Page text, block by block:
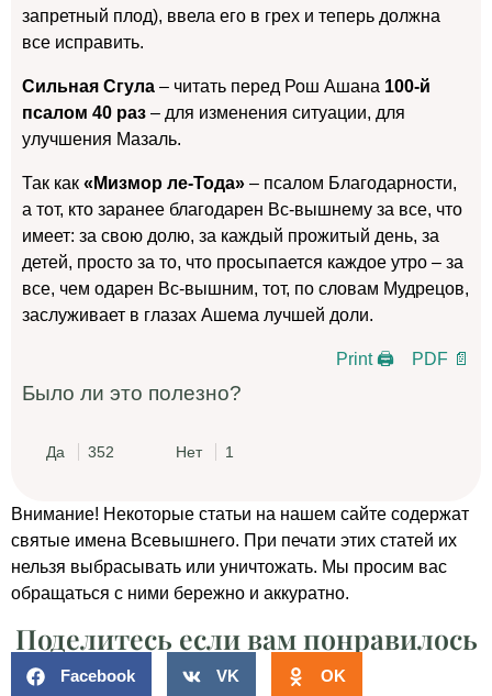
запретный плод), ввела его в грех и теперь должна
все исправить.
Сильная Сгула – читать перед Рош Ашана 100-й
псалом 40 раз – для изменения ситуации, для
улучшения Мазаль.
Так как «Мизмор ле-Тода» – псалом Благодарности,
а тот, кто заранее благодарен Вс-вышнему за все, что
имеет: за свою долю, за каждый прожитый день, за
детей, просто за то, что просыпается каждое утро – за
все, чем одарен Вс-вышним, тот, по словам Мудрецов,
заслуживает в глазах Ашема лучшей доли.
Print 🖨 PDF 📄
Было ли это полезно?
Да 352 Нет 1
Внимание! Некоторые статьи на нашем сайте содержат
святые имена Всевышнего. При печати этих статей их
нельзя выбрасывать или уничтожать. Мы просим вас
обращаться с ними бережно и аккуратно.
Поделитесь если вам понравилось
Facebook VK OK